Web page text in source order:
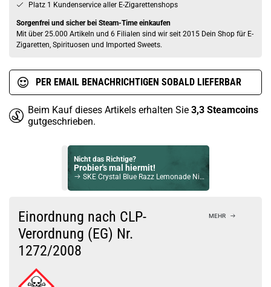
Platz 1 Kundenservice aller E-Zigarettenshops
Sorgenfrei und sicher bei Steam-Time einkaufen
Mit über 25.000 Artikeln und 6 Filialen sind wir seit 2015 Dein Shop für E-
Zigaretten, Spirituosen und Imported Sweets.
PER EMAIL BENACHRICHTIGEN SOBALD LIEFERBAR
Beim Kauf dieses Artikels erhalten Sie 3,3 Steamcoins
gutgeschrieben.
Nicht das Richtige?
Probier's mal hiermit!
SKE Crystal Blue Razz Lemonade NicSalt Liquid 10ml / 20mg
Check das mal!
Vaporesso Luxe X Pro Pod System Kit Weiss
Du willst Kröten sparen?
Schau mal hier!
Einordnung nach CLP-
Verordnung (EG) Nr.
1272/2008
MEHR